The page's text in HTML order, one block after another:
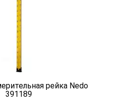
рейка Nedo
391189